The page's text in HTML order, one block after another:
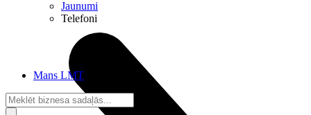
Jaunumi
Telefoni
Mans LMT